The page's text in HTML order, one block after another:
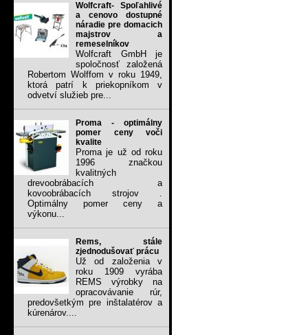
Wolfcraft- Spoľahlivé
a cenovo dostupné
náradie pre domacich
majstrov a
remeselníkov
Wolfcraft GmbH je
spoločnosť založená
Robertom Wolffom v roku 1949,
ktorá patrí k priekopníkom v
odvetví služieb pre...
Proma - optimálny
pomer ceny voči
kvalite
Proma je už od roku
1996 značkou
kvalitných
drevoobrábacích a
kovoobrábacích strojov .
Optimálny pomer ceny a
výkonu...
Rems, stále
zjednodušovať prácu
Už od založenia v
roku 1909 vyrába
REMS výrobky na
opracovávanie rúr,
predovšetkým pre inštalatérov a
kúrenárov....